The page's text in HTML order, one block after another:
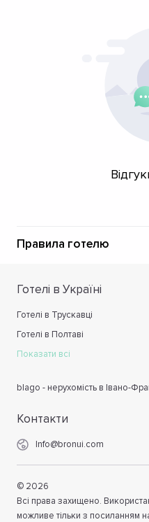
Правила готелю
Готелі в Україні
Готелі в Трускавці
Готелі в Полтаві
Показати всі
blago - нерухомість в Івано-
Контакти
Info@bronui.com
© 2026
Всі права захищено.
можливе тільки з посиланням